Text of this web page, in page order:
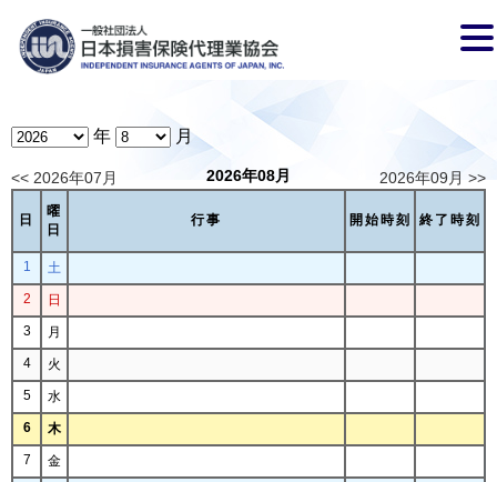
年 月
<< 2026年07月 2026年09月 >>
2026年08月
日
曜
日
行事 開始時刻 終了時刻
1
土
2
日
3
月
4
火
5
水
6
木
7
金